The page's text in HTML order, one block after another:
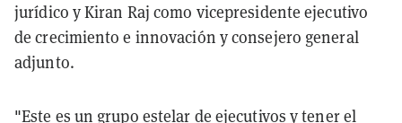
jurídico y Kiran Raj como vicepresidente ejecutivo
de crecimiento e innovación y consejero general
adjunto.
"Este es un grupo estelar de ejecutivos y tener el